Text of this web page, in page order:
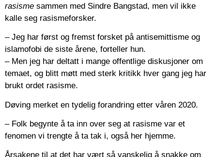
rasisme sammen med Sindre Bangstad, men vil ikke
kalle seg rasismeforsker.
– Jeg har først og fremst forsket på antisemittisme og
islamofobi de siste årene, forteller hun.
– Men jeg har deltatt i mange offentlige diskusjoner om
temaet, og blitt møtt med sterk kritikk hver gang jeg har
brukt ordet rasisme.
Døving merket en tydelig forandring etter våren 2020.
– Folk begynte å ta inn over seg at rasisme var et
fenomen vi trengte å ta tak i, også her hjemme.
Årsakene til at det har vært så vanskelig å snakke om